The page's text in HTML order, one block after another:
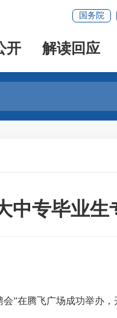
国务院
开 解读回应
中专毕业生
”在腾飞广场成功举办